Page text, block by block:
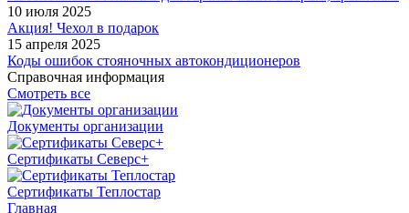
10 июля 2025
Акция! Чехол в подарок
15 апреля 2025
Коды ошибок стояночных автокондиционеров
Справочная информация
Смотреть все
Документы организации
Сертификаты Северс+
Сертификаты Теплостар
Главная